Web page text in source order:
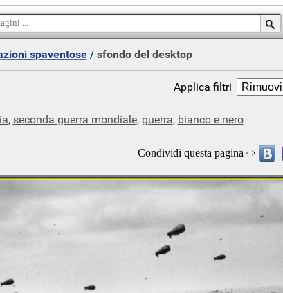
spaventose/ sfondo del desktop
Applica filtri
, seconda guerra mondiale, guerra, bianco e nero